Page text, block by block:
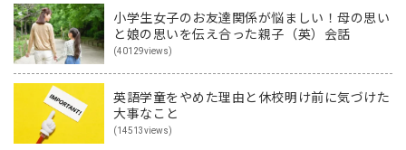
小学生女子のお友達関係が悩ましい！母の思い
と娘の思いを伝え合った親子（英）会話
(40129views)
英語学童をやめた理由と休校明け前に気づけた
大事なこと
(14513views)